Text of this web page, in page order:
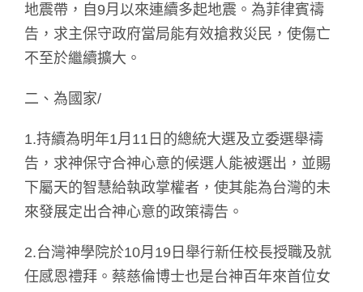
地震帶，自9月以來連續多起地震。為菲律賓禱
告，求主保守政府當局能有效搶救災民，使傷亡
不至於繼續擴大。
二、為國家/
1.持續為明年1月11日的總統大選及立委選舉禱
告，求神保守合神心意的候選人能被選出，並賜
下屬天的智慧給執政掌權者，使其能為台灣的未
來發展定出合神心意的政策禱告。
2.台灣神學院於10月19日舉行新任校長授職及就
任感恩禮拜。蔡慈倫博士也是台神百年來首位女